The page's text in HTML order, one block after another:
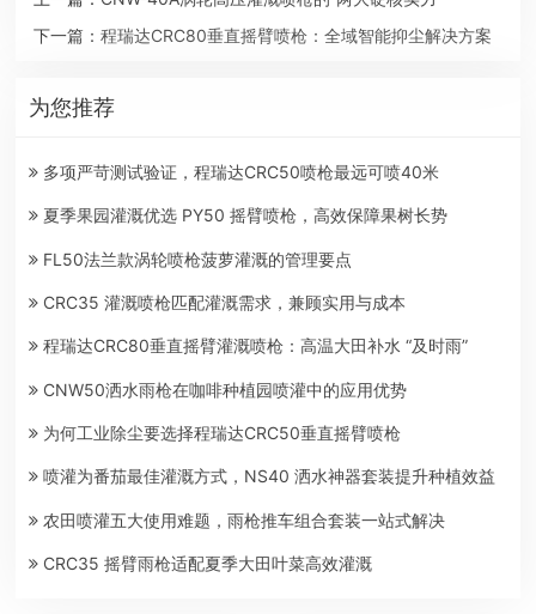
下一篇： 程瑞达CRC80垂直摇臂喷枪：全域智能抑尘解决方案
为您推荐
多项严苛测试验证，程瑞达CRC50喷枪最远可喷40米
夏季果园灌溉优选 PY50 摇臂喷枪，高效保障果树长势
FL50法兰款涡轮喷枪菠萝灌溉的管理要点
CRC35 灌溉喷枪匹配灌溉需求，兼顾实用与成本
程瑞达CRC80垂直摇臂灌溉喷枪：高温大田补水 “及时雨”
CNW50洒水雨枪在咖啡种植园喷灌中的应用优势
为何工业除尘要选择程瑞达CRC50垂直摇臂喷枪
喷灌为番茄最佳灌溉方式，NS40 洒水神器套装提升种植效益
农田喷灌五大使用难题，雨枪推车组合套装一站式解决
CRC35 摇臂雨枪适配夏季大田叶菜高效灌溉